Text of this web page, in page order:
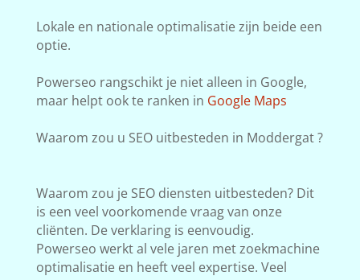
Lokale en nationale optimalisatie zijn beide een
optie.
Powerseo rangschikt je niet alleen in Google,
maar helpt ook te ranken in Google Maps
Waarom zou u SEO uitbesteden in Moddergat ?
Waarom zou je SEO diensten uitbesteden? Dit
is een veel voorkomende vraag van onze
cliënten. De verklaring is eenvoudig.
Powerseo werkt al vele jaren met zoekmachine
optimalisatie en heeft veel expertise. Veel